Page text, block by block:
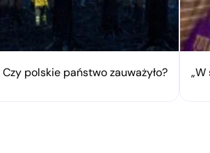
Czy polskie państwo zauważyło?